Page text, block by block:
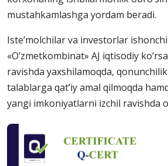
mustahkamlashga yordam beradi.
Iste’molchilar va investorlar
«O’zmetkombinat» AJ iqtisodiy
ravishda yaxshilamoqda,
talablarga qat’iy amal qilmoqda
yangi imkoniyatlarni izchil ravishda